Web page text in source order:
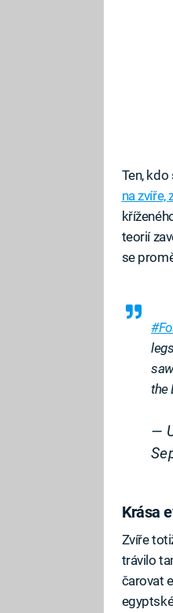
Ten,
na zvíře,
teorií
se
the
—
Krása
Zvíře
trávilo
čarovat